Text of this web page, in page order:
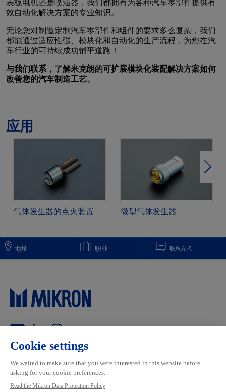
表板电机还是喷油器，我们都拥有为各种汽车零部件提供有
效自动化解决方案的专业知识。
无论您对制造定制汽车零部件和组件的要求多么复杂，我们
都能通过适应性强、模块化和自动化的生产流程，为您在汽
车行业的可持续成功铺平道路！
与我们联系，了解米克朗的可扩展模块化装配解决方案如何
改善您的汽车制造工艺。
应用
气体发生器的点火装置 微型气体发生器
下一
地址 职业 联系方式
Mikron Group
Automation
Machining
系统